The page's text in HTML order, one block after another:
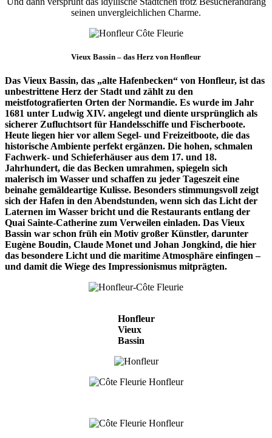
seinen unvergleichlichen Charme.
Vieux Bassin – das Herz von Honfleur
Das Vieux Bassin, das „alte Hafenbecken“ von Honfleur, ist das
unbestrittene Herz der Stadt und zählt zu den
meistfotografierten Orten der Normandie. Es wurde im Jahr
1681 unter Ludwig XIV. angelegt und diente ursprünglich als
sicherer Zufluchtsort für Handelsschiffe und Fischerboote.
Heute liegen hier vor allem Segel- und Freizeitboote, die das
historische Ambiente perfekt ergänzen. Die hohen, schmalen
Fachwerk- und Schieferhäuser aus dem 17. und 18.
Jahrhundert, die das Becken umrahmen, spiegeln sich
malerisch im Wasser und schaffen zu jeder Tageszeit eine
beinahe gemäldeartige Kulisse. Besonders stimmungsvoll zeigt
sich der Hafen in den Abendstunden, wenn sich das Licht der
Laternen im Wasser bricht und die Restaurants entlang der
Quai Sainte-Catherine zum Verweilen einladen. Das Vieux
Bassin war schon früh ein Motiv großer Künstler, darunter
Eugène Boudin, Claude Monet und Johan Jongkind, die hier
das besondere Licht und die maritime Atmosphäre einfingen –
und damit die Wiege des Impressionismus mitprägten.
Honfleur
Vieux
Bassin